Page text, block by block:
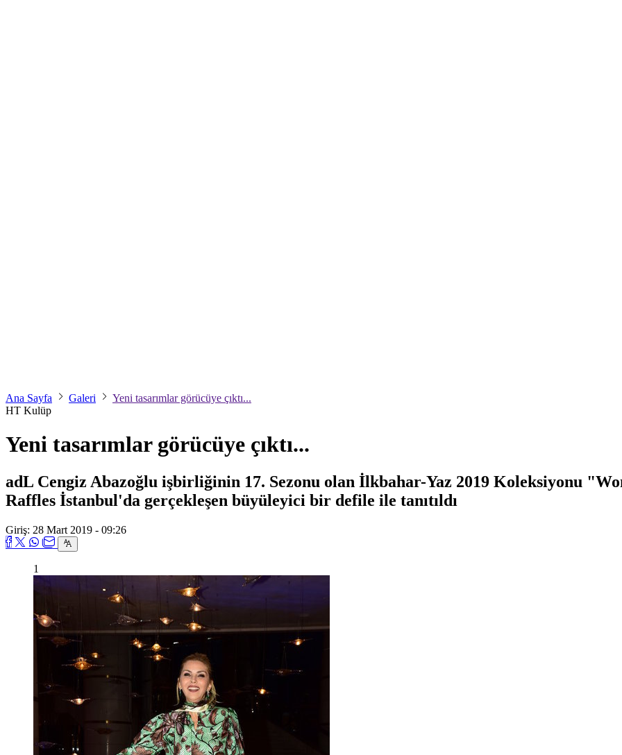
Ana Sayfa Galeri
Yeni tasarımlar görücüye çıktı...
HT Kulüp
Yeni tasarımlar görücüye çıktı...
adL Cengiz Abazoğlu işbirliğinin 17. Sezonu olan İlkbahar-Yaz 2019 Koleksiyonu
Raffles İstanbul'da gerçekleşen büyüleyici bir defile ile tanıtıldı
Giriş: 28 Mart 2019 - 09:26
1